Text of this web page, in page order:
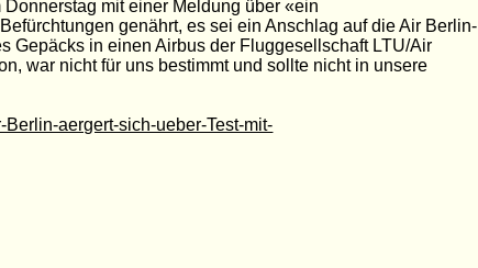
mit einer Meldung über «ein
genährt, es sei ein Anschlag auf die Air Berlin-
Gepäcks in einen Airbus der Fluggesellschaft LTU/Air
war nicht für uns bestimmt und sollte nicht in unsere
aergert-sich-ueber-Test-mit-